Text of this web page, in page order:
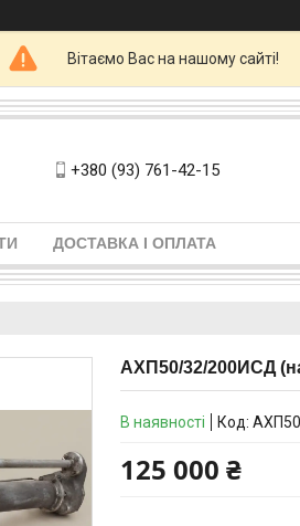
Вітаємо Вас на нашому сайті!
+380 (93) 761-42-15
ДОСТАВКА І ОПЛАТА
АХП50/32/200ИСД
В наявності Код:
125 000 ₴